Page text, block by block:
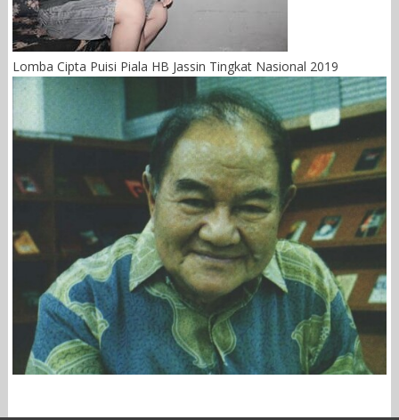
Lomba Cipta Puisi Piala HB Jassin Tingkat Nasional 2019